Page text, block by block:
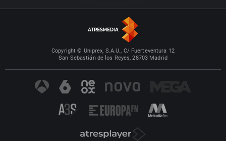
Copyright © Uniprex, S.A.U., C/ Fuerteventura 12
San Sebastián de los Reyes, 28703 Madrid